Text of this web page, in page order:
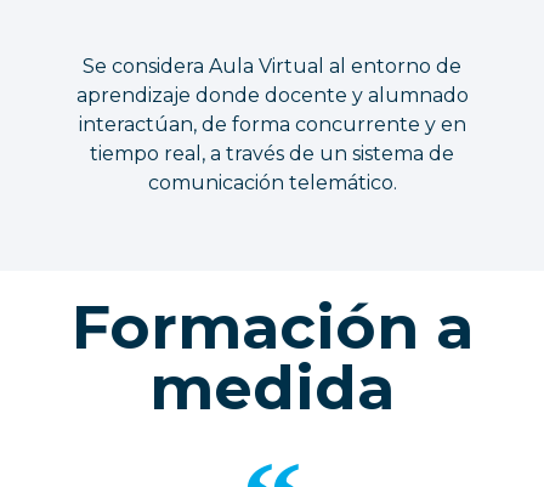
Se considera Aula Virtual al entorno de
aprendizaje donde docente y alumnado
interactúan, de forma concurrente y en
tiempo real, a través de un sistema de
comunicación telemático.
Formación a
medida